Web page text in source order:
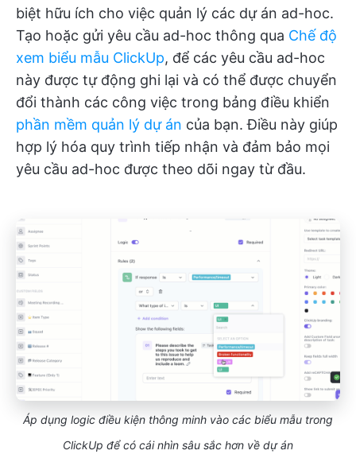
biệt hữu ích cho việc quản lý các dự án ad-hoc.
Tạo hoặc gửi yêu cầu ad-hoc thông qua Chế độ
xem biểu mẫu ClickUp, để các yêu cầu ad-hoc
này được tự động ghi lại và có thể được chuyển
đổi thành các công việc trong bảng điều khiển
phần mềm quản lý dự án của bạn. Điều này giúp
hợp lý hóa quy trình tiếp nhận và đảm bảo mọi
yêu cầu ad-hoc được theo dõi ngay từ đầu.
Áp dụng logic điều kiện thông minh vào các biểu mẫu trong
ClickUp để có cái nhìn sâu sắc hơn về dự án